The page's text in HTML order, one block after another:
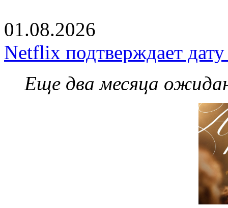
01.08.2026
Netflix подтверждает
Еще два месяца